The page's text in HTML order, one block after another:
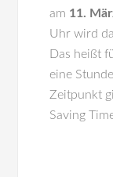
am 11.
Uhr wird
Das heißt
eine
Zeitpunkt
Saving